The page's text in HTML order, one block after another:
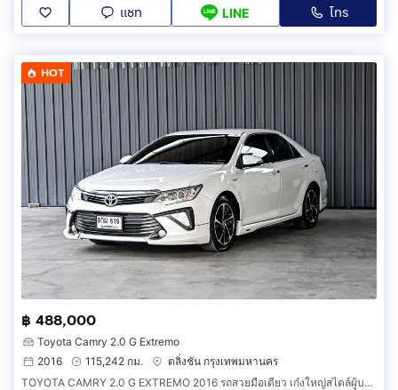
แชท LINE โทร
HOT
฿ 488,000
Toyota Camry 2.0 G Extremo
2016
115,242 กม.
ตลิ่งชัน กรุงเทพมหานคร
TOYOTA CAMRY 2.0 G EXTREMO 2016 รถสวยมือเดียว เก๋งใหญ่สไตล์ผู้บริหาร สีขาวสวยมาก